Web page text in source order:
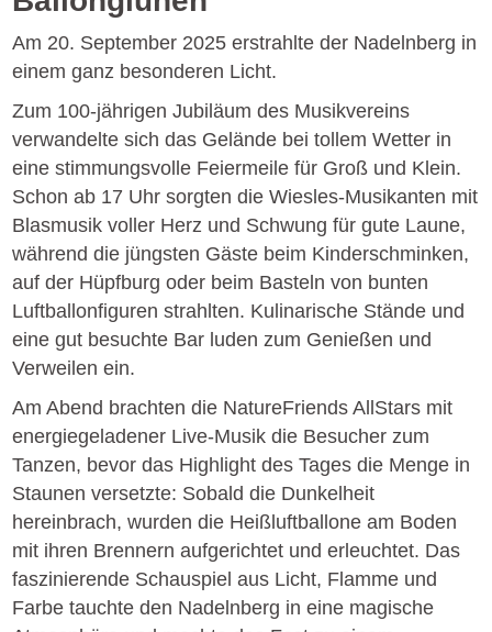
Am 20. September 2025 erstrahlte der Nadelnberg in
einem ganz besonderen Licht.
Zum 100-jährigen Jubiläum des Musikvereins
verwandelte sich das Gelände bei tollem Wetter in
eine stimmungsvolle Feiermeile für Groß und Klein.
Schon ab 17 Uhr sorgten die Wiesles-Musikanten mit
Blasmusik voller Herz und Schwung für gute Laune,
während die jüngsten Gäste beim Kinderschminken,
auf der Hüpfburg oder beim Basteln von bunten
Luftballonfiguren strahlten. Kulinarische Stände und
eine gut besuchte Bar luden zum Genießen und
Verweilen ein.
Am Abend brachten die NatureFriends AllStars mit
energiegeladener Live-Musik die Besucher zum
Tanzen, bevor das Highlight des Tages die Menge in
Staunen versetzte: Sobald die Dunkelheit
hereinbrach, wurden die Heißluftballone am Boden
mit ihren Brennern aufgerichtet und erleuchtet. Das
faszinierende Schauspiel aus Licht, Flamme und
Farbe tauchte den Nadelnberg in eine magische